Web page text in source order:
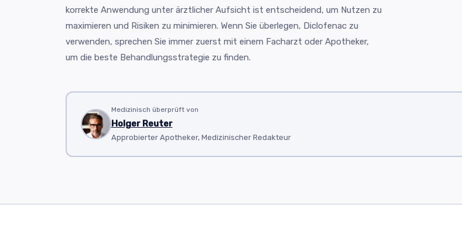
korrekte Anwendung unter ärztlicher Aufsicht ist entscheidend, um Nutzen zu
maximieren und Risiken zu minimieren. Wenn Sie überlegen, Diclofenac zu
verwenden, sprechen Sie immer zuerst mit einem Facharzt oder Apotheker,
um die beste Behandlungsstrategie zu finden.
Medizinisch überprüft von
Holger Reuter
Approbierter Apotheker, Medizinischer Redakteur